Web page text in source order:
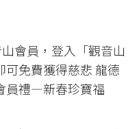
會員，登入「觀音山
免費獲得慈悲 龍德
員禮—新春珍寶福